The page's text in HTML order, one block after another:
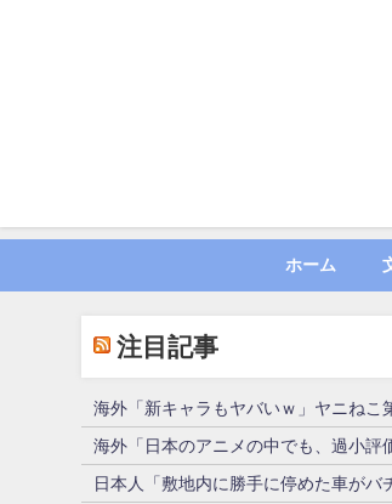
ホーム
注目記事
海外「新キャラもヤバいｗ」ヤニねこ
海外「日本のアニメの中でも、過小評
日本人「敷地内に勝手に停めた車が